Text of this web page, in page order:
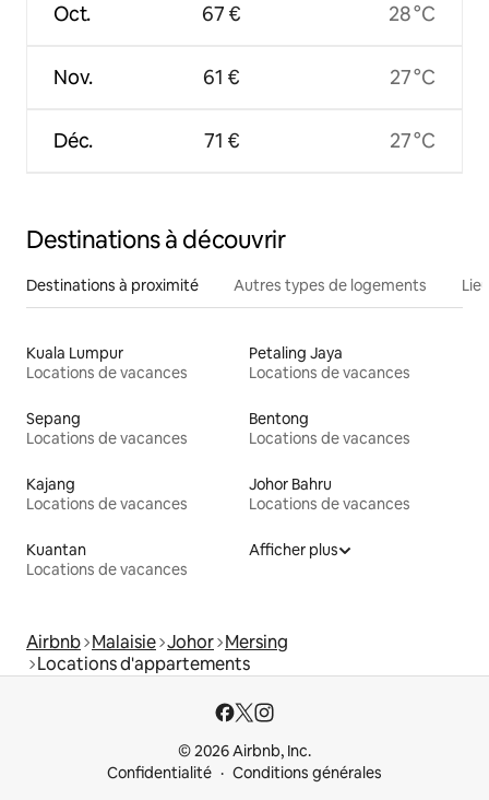
Oct.
Nov.
Déc.
67 €
61 €
71 €
28 °C
27 °C
27 °C
Destinations à découvrir
Destinations à proximité Autres types de logements
Kuala Lumpur
Locations de vacances
Petaling Jaya
Locations de vacances
Sepang
Locations de vacances
Bentong
Locations de vacances
Kajang
Locations de vacances
Johor Bahru
Locations de vacances
Kuantan
Locations de vacances
Afficher plus
Airbnb Malaisie Johor Mersing
Locations d'appartements
© 2026 Airbnb, Inc.
Confidentialité
Conditions générales